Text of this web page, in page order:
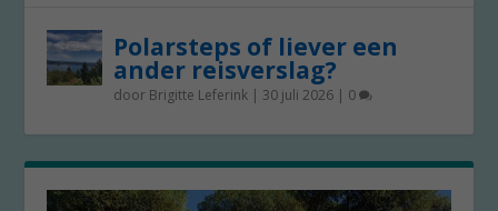
Polarsteps of liever een
ander reisverslag?
door Brigitte Leferink | 30 juli 2026 | 0